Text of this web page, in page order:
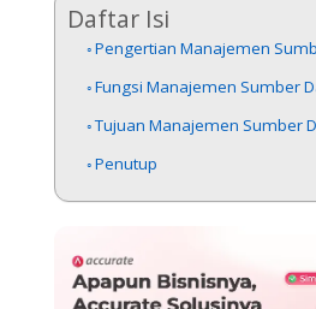
Daftar Isi
Pengertian Manajemen
Fungsi Manajemen Sumber
Tujuan Manajemen Sumber
Penutup